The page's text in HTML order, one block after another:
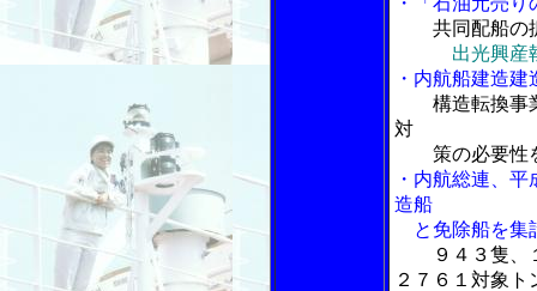
共同配船の
出光興
・内航船建造
構造転換事
対
策の必要性
・内航総連、
造船
と免除船を集
９４３隻
２７６１対象ト